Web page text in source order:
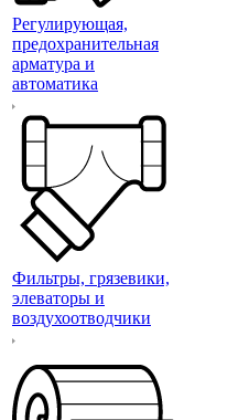
Регулирующая,
предохранительная
арматура и
автоматика
Фильтры, грязевики,
элеваторы и
воздухоотводчики